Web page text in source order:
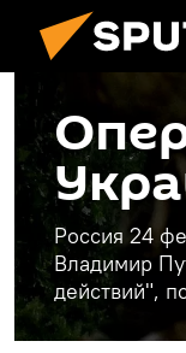
Россия 24
Владимир
действий",